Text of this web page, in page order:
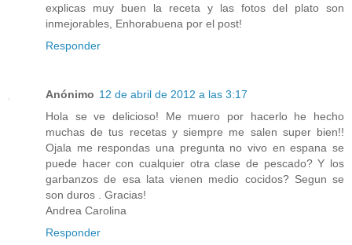
explicas muy buen la receta y las fotos del plato son
inmejorables, Enhorabuena por el post!
Responder
Anónimo 12 de abril de 2012 a las 3:17
Hola se ve delicioso! Me muero por hacerlo he hecho
muchas de tus recetas y siempre me salen super bien!!
Ojala me respondas una pregunta no vivo en espana se
puede hacer con cualquier otra clase de pescado? Y los
garbanzos de esa lata vienen medio cocidos? Segun se
son duros . Gracias!
Andrea Carolina
Responder